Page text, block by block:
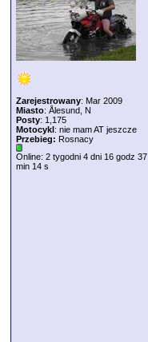
Zarejestrowany: Mar 2009
Miasto: Ålesund, N
Posty: 1,175
Motocykl: nie mam AT jeszcze
Przebieg: Rosnacy
Online: 2 tygodni 4 dni 16 godz 37
min 14 s